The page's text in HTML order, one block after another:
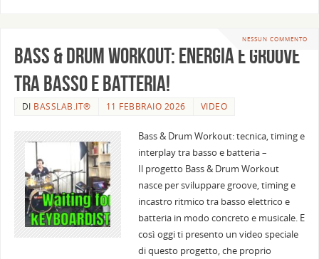
NESSUN COMMENTO
Bass & Drum Workout: energia e groove
tra basso e batteria!
DI BASSLAB.IT® 11 FEBBRAIO 2026 VIDEO
Bass & Drum Workout: tecnica, timing e
interplay tra basso e batteria –
Il progetto Bass & Drum Workout
nasce per sviluppare groove, timing e
incastro ritmico tra basso elettrico e
batteria in modo concreto e musicale. E
così oggi ti presento un video speciale
di questo progetto, che proprio